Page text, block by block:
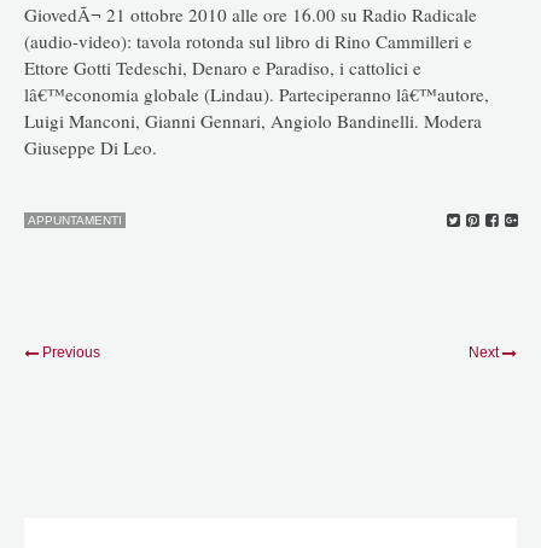
GiovedÃ¬ 21 ottobre 2010 alle ore 16.00 su Radio Radicale
(audio-video): tavola rotonda sul libro di Rino Cammilleri e
Ettore Gotti Tedeschi, Denaro e Paradiso, i cattolici e
lâ€™economia globale (Lindau). Parteciperanno lâ€™autore,
Luigi Manconi, Gianni Gennari, Angiolo Bandinelli. Modera
Giuseppe Di Leo.
APPUNTAMENTI
Previous Next